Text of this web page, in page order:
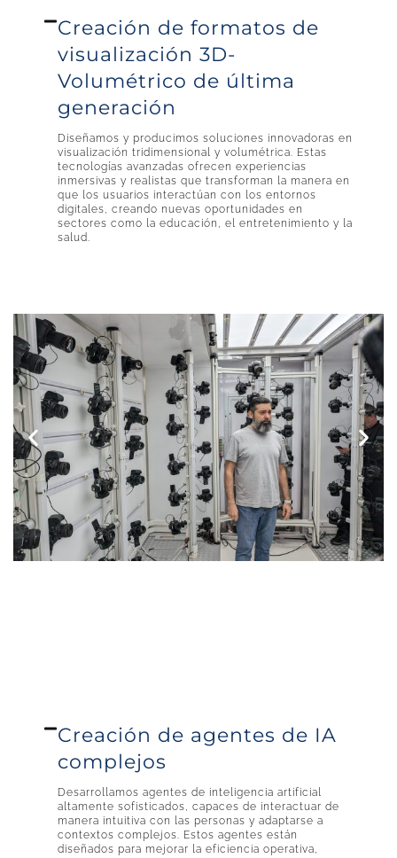
Creación de formatos de
visualización 3D-
Volumétrico de última
generación
Diseñamos y producimos soluciones innovadoras en
visualización tridimensional y volumétrica. Estas
tecnologías avanzadas ofrecen experiencias
inmersivas y realistas que transforman la manera en
que los usuarios interactúan con los entornos
digitales, creando nuevas oportunidades en
sectores como la educación, el entretenimiento y la
salud.
Creación de agentes de IA
complejos
Desarrollamos agentes de inteligencia artificial
altamente sofisticados, capaces de interactuar de
manera intuitiva con las personas y adaptarse a
contextos complejos. Estos agentes están
diseñados para mejorar la eficiencia operativa,